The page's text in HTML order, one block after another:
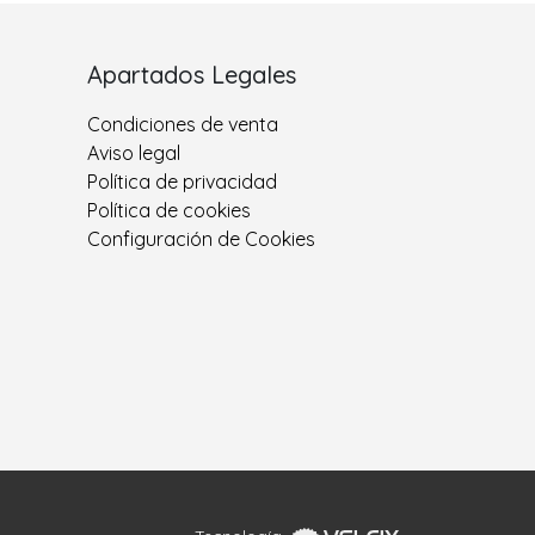
Apartados Legales
Condiciones de venta
Aviso legal
Política de privacidad
Política de cookies
Configuración de Cookies